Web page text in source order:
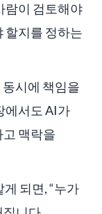
람이 검토해야
할지를 정하는
시에 책임을
에서도 AI가
맥락을
되면, “누가